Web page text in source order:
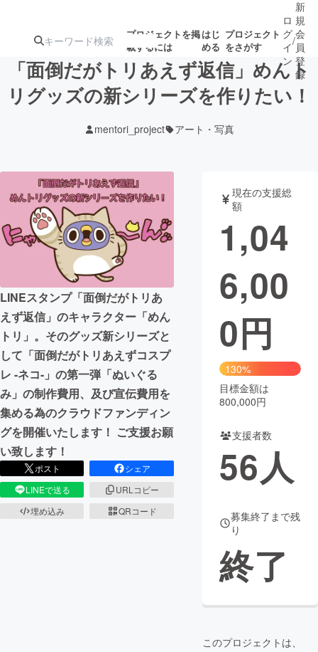
プロジェクトを掲
載するには
はじ
める
プロジェクト
をさがす
ターン
ジェクト
募集終了が近いプ
ロジェクト
アート・写真 音楽
テクノロジー・ガジェット ゲーム・サ
映像・映画
ビジネス・起業
まちづくり・地域活性化
CAMPFIRE for Social Good
CAMPFIRE Creation
CAMPFIREふるさと納税machi-ya コミュニティ
ロ
グ
イ
ン
/
新
規
会
員
登
録
「面倒だがトリあえず返信」めんト
リグッズの新シリーズを作りたい！
mentori_project アート・写真
LINEスタンプ「面倒だがトリあ
えず返信」のキャラクター「めん
トリ」。そのグッズ新シリーズと
して「面倒だがトリあえずコスプ
レ -ネコ-」の第一弾「ぬいぐる
み」の制作費用、及び宣伝費用を
集める為のクラウドファンディン
グを開催いたします！ ご支援お願
い致します！
ポスト
シェア
LINEで送る
URLコピー
埋め込み
QRコード
現在の支援総
額
1,04
6,00
0円
130%
目標金額は
800,000円
支援者数
56人
募集終了まで残
り
終了
このプロジェクトは、